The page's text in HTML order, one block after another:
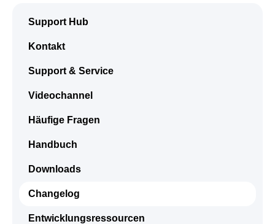
Support Hub
Kontakt
Support & Service
Videochannel
Häufige Fragen
Handbuch
Downloads
Changelog
Entwicklungsressourcen